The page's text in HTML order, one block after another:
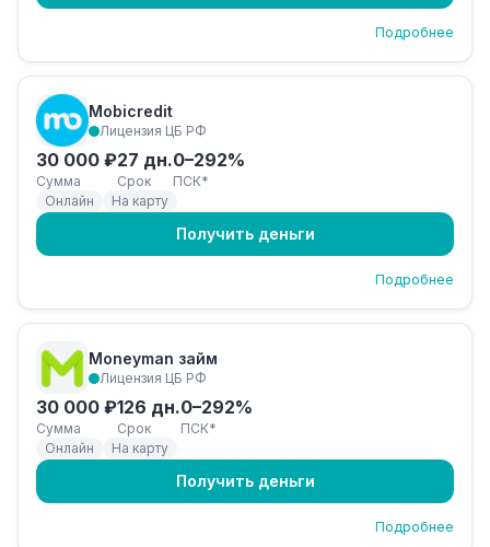
Подробнее
Mobicredit
Лицензия ЦБ РФ
30 000 ₽
Сумма
27 дн.
Срок
0–292%
ПСК*
Онлайн
На карту
Получить деньги
Подробнее
Moneyman займ
Лицензия ЦБ РФ
30 000 ₽
Сумма
126 дн.
Срок
0–292%
ПСК*
Онлайн
На карту
Получить деньги
Подробнее